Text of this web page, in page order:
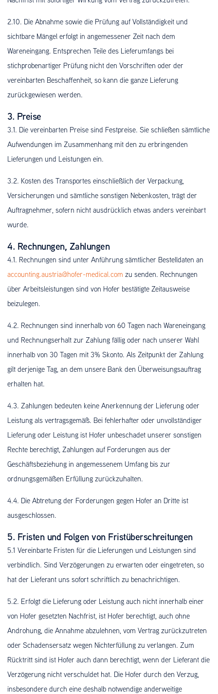
2.10. Die Abnahme sowie die Prüfung auf Vollständigkeit und
sichtbare Mängel erfolgt in angemessener Zeit nach dem
Wareneingang. Entsprechen Teile des Lieferumfangs bei
stichprobenartiger Prüfung nicht den Vorschriften oder der
vereinbarten Beschaffenheit, so kann die ganze Lieferung
zurückgewiesen werden.
3. Preise
3.1. Die vereinbarten Preise sind Festpreise. Sie schließen sämtliche
Aufwendungen im Zusammenhang mit den zu erbringenden
Lieferungen und Leistungen ein.
3.2. Kosten des Transportes einschließlich der Verpackung,
Versicherungen und sämtliche sonstigen Nebenkosten, trägt der
Auftragnehmer, sofern nicht ausdrücklich etwas anders vereinbart
wurde.
4. Rechnungen, Zahlungen
4.1. Rechnungen sind unter Anführung sämtlicher Bestelldaten an
accounting.austria@hofer-medical.com zu senden. Rechnungen
über Arbeitsleistungen sind von Hofer bestätigte Zeitausweise
beizulegen.
4.2. Rechnungen sind innerhalb von 60 Tagen nach Wareneingang
und Rechnungserhalt zur Zahlung fällig oder nach unserer Wahl
innerhalb von 30 Tagen mit 3% Skonto. Als Zeitpunkt der Zahlung
gilt derjenige Tag, an dem unsere Bank den Überweisungsauftrag
erhalten hat.
4.3. Zahlungen bedeuten keine Anerkennung der Lieferung oder
Leistung als vertragsgemäß. Bei fehlerhafter oder unvollständiger
Lieferung oder Leistung ist Hofer unbeschadet unserer sonstigen
Rechte berechtigt, Zahlungen auf Forderungen aus der
Geschäftsbeziehung in angemessenem Umfang bis zur
ordnungsgemäßen Erfüllung zurückzuhalten.
4.4. Die Abtretung der Forderungen gegen Hofer an Dritte ist
ausgeschlossen.
5. Fristen und Folgen von Fristüberschreitungen
5.1 Vereinbarte Fristen für die Lieferungen und Leistungen sind
verbindlich. Sind Verzögerungen zu erwarten oder eingetreten, so
hat der Lieferant uns sofort schriftlich zu benachrichtigen.
5.2. Erfolgt die Lieferung oder Leistung auch nicht innerhalb einer
von Hofer gesetzten Nachfrist, ist Hofer berechtigt, auch ohne
Androhung, die Annahme abzulehnen, vom Vertrag zurückzutreten
oder Schadensersatz wegen Nichterfüllung zu verlangen. Zum
Rücktritt sind ist Hofer auch dann berechtigt, wenn der Lieferant die
Verzögerung nicht verschuldet hat. Die Hofer durch den Verzug,
insbesondere durch eine deshalb notwendige anderweitige